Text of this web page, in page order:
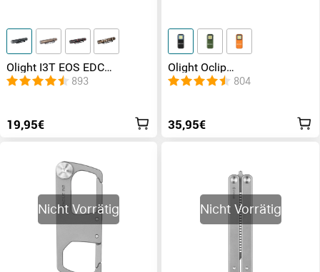
Olight I3T EOS EDC
Taschenlampe893
19,95€
Olight Oclip
multifunktionales Clip-Licht
LED mit zwei Lichtquellen
804
35,95€
Nicht Vorrätig Nicht Vorrätig